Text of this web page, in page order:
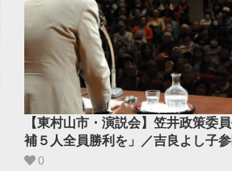
【東村山市・演説会】笠井政策委
補５人全員勝利を」／吉良よし子
予定候補が決意
0